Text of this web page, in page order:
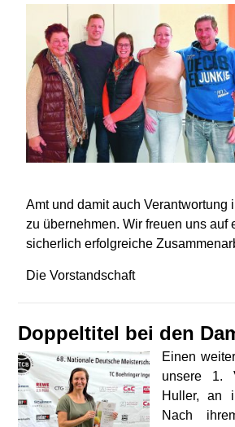
Amt und damit auch Verantwortung
zu übernehmen. Wir freuen uns auf
sicherlich erfolgreiche
Die Vorstandschaft
Doppeltitel bei den
Einen
unsere 1.
Huller, an
Nach